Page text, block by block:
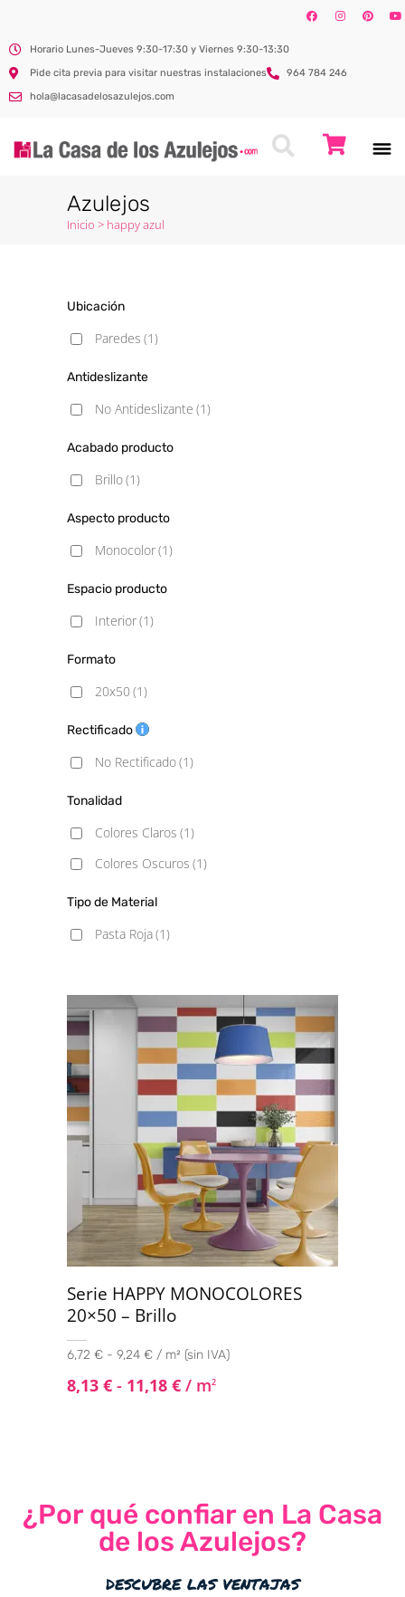
Horario Lunes-Jueves 9:30-17:30 y Viernes 9:30-13:30
Pide cita previa para visitar nuestras instalaciones
964 784 246
hola@lacasadelosazulejos.com
Azulejos
Inicio > happy azul
Ubicación
Paredes (1)
Antideslizante
No Antideslizante (1)
Acabado producto
Brillo(1)
Aspecto producto
Monocolor(1)
Espacio producto
Interior(1)
Formato
20x50 (1)
Rectificado
No Rectificado(1)
Tonalidad
Colores Claros (1)
Colores Oscuros (1)
Tipo de Material
Pasta Roja(1)
Serie HAPPY MONOCOLORES
20×50 – Brillo
6,72 € - 9,24 € / m² (sin IVA)
8,13 € - 11,18 € / m2
¿Por qué confiar en La Casa
de los Azulejos?
descubre las ventajas